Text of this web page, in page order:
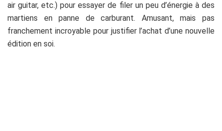
air guitar, etc.) pour essayer de filer un peu d’énergie à des
martiens en panne de carburant. Amusant, mais pas
franchement incroyable pour justifier l’achat d’une nouvelle
édition en soi.